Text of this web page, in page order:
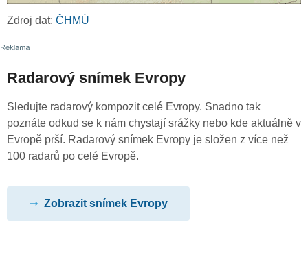
Zdroj dat: ČHMÚ
Radarový snímek Evropy
Sledujte radarový kompozit celé Evropy. Snadno tak
poznáte odkud se k nám chystají srážky nebo kde aktuálně v
Evropě prší. Radarový snímek Evropy je složen z více než
100 radarů po celé Evropě.
Zobrazit snímek Evropy